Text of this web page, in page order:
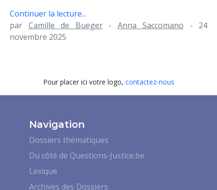
Continuer la lecture...
par Camille de Bueger- Anna Saccomano - 24
novembre 2025
Pour placer ici votre logo, contactez-nous
Navigation
Dossiers thématiques
Du côté de Questions-Justice.be
Lexique
Archives des Dossiers